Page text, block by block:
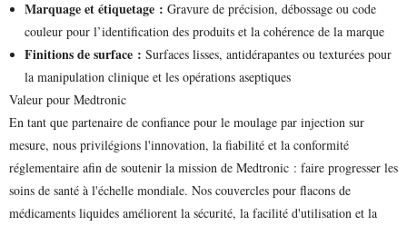
Marquage et étiquetage : Gravure de précision, débossage ou code
couleur pour l’identification des produits et la cohérence de la marque
Finitions de surface : Surfaces lisses, antidérapantes ou texturées pour
la manipulation clinique et les opérations aseptiques
Valeur pour Medtronic
En tant que partenaire de confiance pour le moulage par injection sur
mesure, nous privilégions l'innovation, la fiabilité et la conformité
réglementaire afin de soutenir la mission de Medtronic : faire progresser les
soins de santé à l'échelle mondiale. Nos couvercles pour flacons de
médicaments liquides améliorent la sécurité, la facilité d'utilisation et la